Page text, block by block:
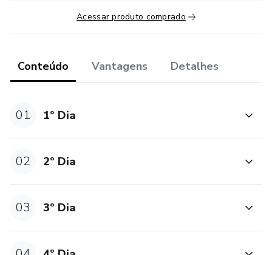
Acessar produto comprado
Conteúdo Vantagens Detalhes
01 1º Dia
02 2º Dia
03 3º Dia